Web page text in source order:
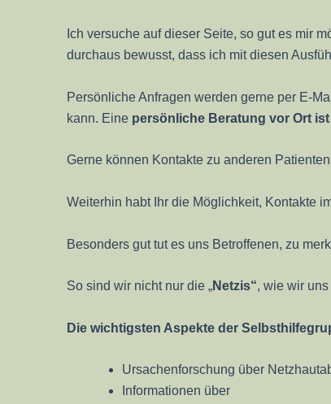
Ich versuche auf dieser Seite, so gut es mir
durchaus bewusst, dass ich mit diesen
Persönliche Anfragen werden gerne per E-
kann. Eine persönliche Beratung vor Ort
Gerne können Kontakte zu anderen
Weiterhin habt Ihr die Möglichkeit, Kontakte
Besonders gut tut es uns Betroffenen, zu
So sind wir nicht nur die „Netzis“, wie wir
Die wichtigsten Aspekte der
Ursachenforschung über
Informationen über